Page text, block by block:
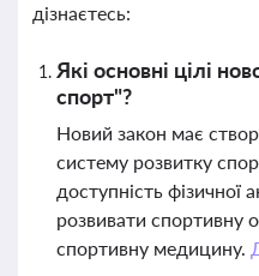
дізнаєтесь:
Які основні цілі
спорт"?
Новий закон має
систему розвитку
доступність фізичної
розвивати спортивну
спортивну медицину.